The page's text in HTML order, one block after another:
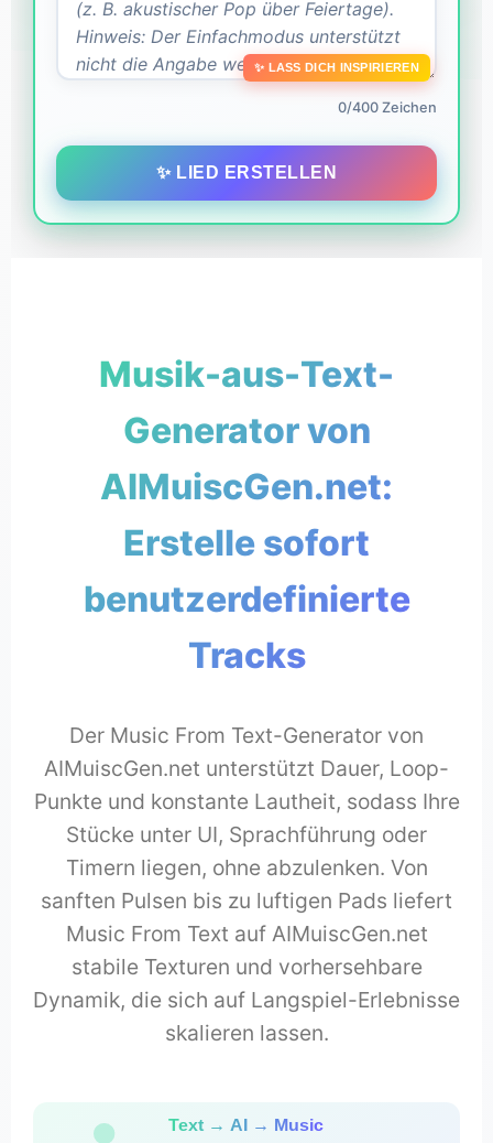
✨ LASS DICH INSPIRIEREN
0/400 Zeichen
✨ LIED ERSTELLEN
Musik-aus-Text-
Generator von
AIMuiscGen.net:
Erstelle sofort
benutzerdefinierte
Tracks
Der Music From Text-Generator von
AIMuiscGen.net unterstützt Dauer, Loop-
Punkte und konstante Lautheit, sodass Ihre
Stücke unter UI, Sprachführung oder
Timern liegen, ohne abzulenken. Von
sanften Pulsen bis zu luftigen Pads liefert
Music From Text auf AIMuiscGen.net
stabile Texturen und vorhersehbare
Dynamik, die sich auf Langspiel-Erlebnisse
skalieren lassen.
Text → AI → Music